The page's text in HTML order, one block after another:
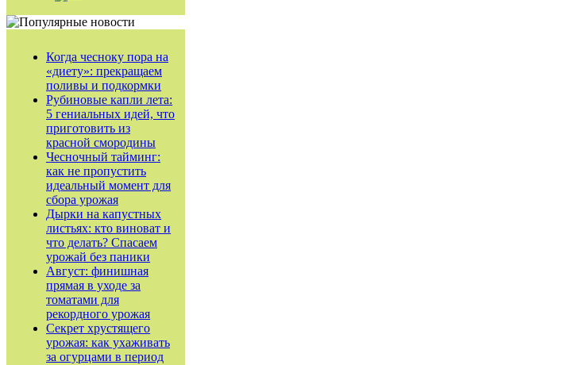
Когда чесноку пора на
«диету»: прекращаем
поливы и подкормки
Рубиновые капли лета:
5 гениальных идей, что
приготовить из
красной смородины
Чесночный тайминг:
как не пропустить
идеальный момент для
сбора урожая
Дырки на капустных
листьях: кто виноват и
что делать? Спасаем
урожай без паники
Август: финишная
прямая в уходе за
томатами для
рекордного урожая
Секрет хрустящего
урожая: как ухаживать
за огурцами в период